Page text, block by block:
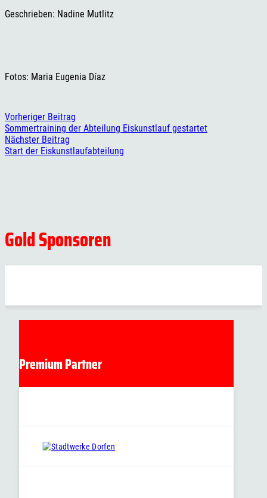
Geschrieben: Nadine Mutlitz
Fotos: Maria Eugenia Díaz
Vorheriger Beitrag
Sommertraining der Abteilung Eiskunstlauf gestartet
Nächster Beitrag
Start der Eiskunstlaufabteilung
Gold Sponsoren
Premium Partner